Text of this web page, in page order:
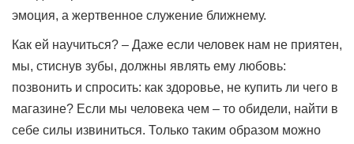
эмоция, а жертвенное служение ближнему.
Как ей научиться? – Даже если человек нам не приятен,
мы, стиснув зубы, должны являть ему любовь:
позвонить и спросить: как здоровье, не купить ли чего в
магазине? Если мы человека чем – то обидели, найти в
себе силы извиниться. Только таким образом можно